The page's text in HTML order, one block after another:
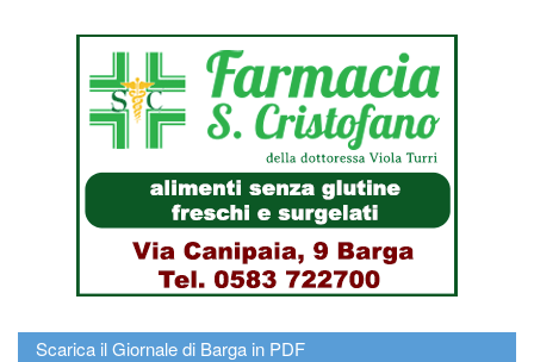
Scarica il Giornale di Barga in PDF